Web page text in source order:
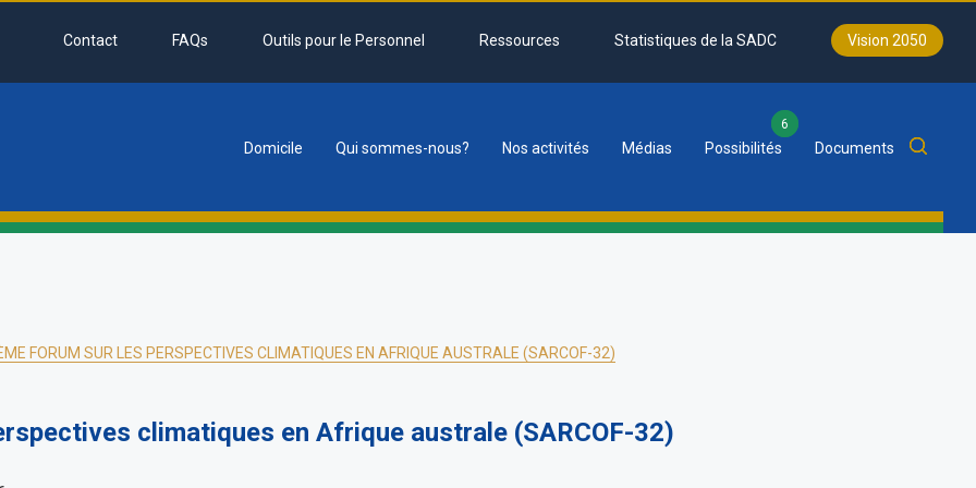
Contact FAQs Outils pour le Personnel Ressources Statistiques de la SADC Vision 2050
Domicile Qui sommes-nous? Nos activités Médias Possibilités
6
Documents
FORUM SUR LES PERSPECTIVES CLIMATIQUES EN AFRIQUE AUSTRALE (SARCOF-32)
climatiques en Afrique australe (SARCOF-32)